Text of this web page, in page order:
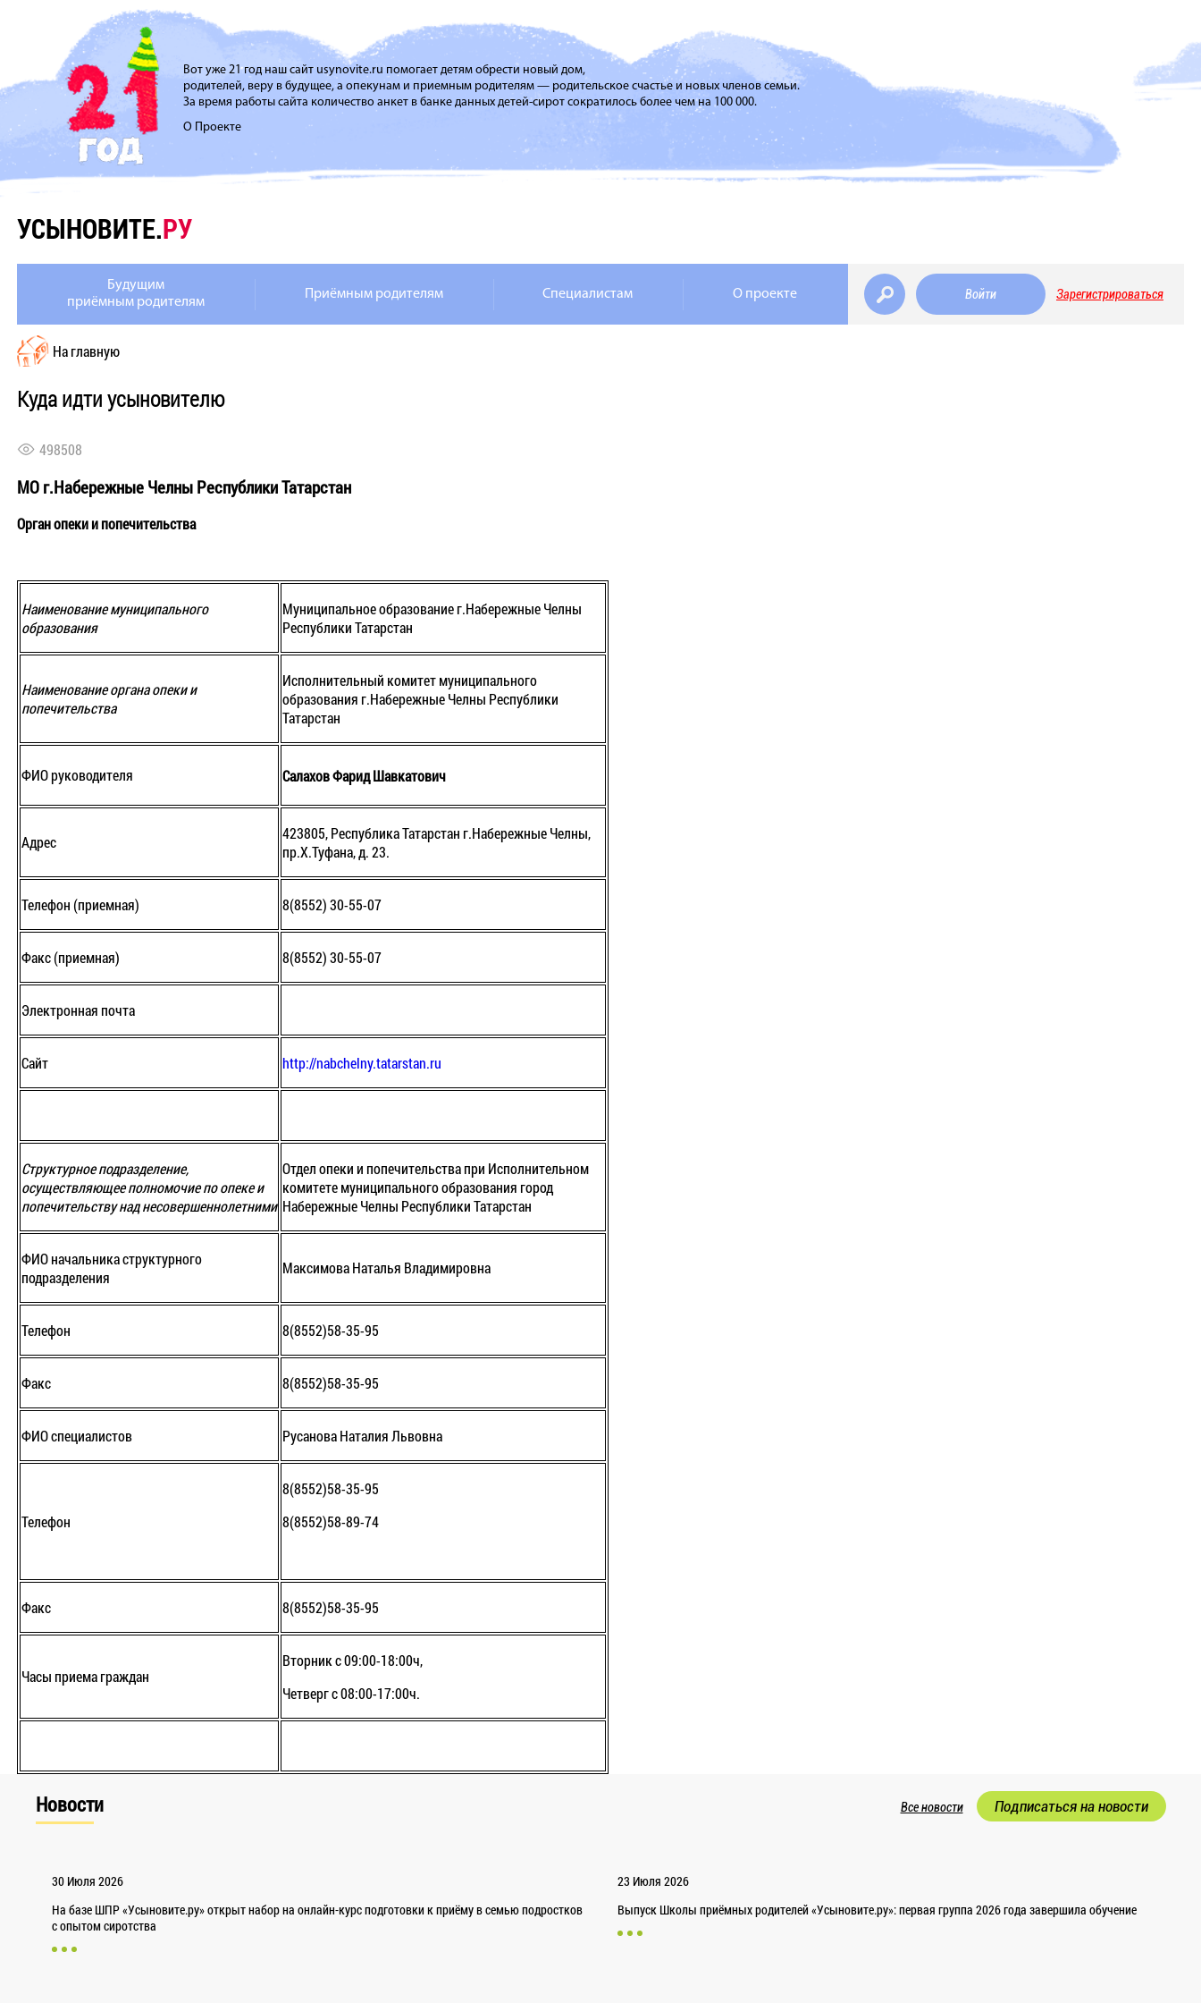
Вот уже 21 год наш сайт usynovite.ru помогает детям обрести новый дом,
родителей, веру в будущее, а опекунам и приемным родителям — родительское счастье и новых членов семьи.
За время работы сайта количество анкет в банке данных детей-сирот сократилось более чем на 100 000.
О Проекте
УСЫНОВИТЕ.РУ
Будущим
приёмным родителям
Приёмным родителям Специалистам О проекте Войти Зарегистрироваться
На главную
Куда идти усыновителю
498508
МО г.Набережные Челны Республики Татарстан
Орган опеки и попечительства
Наименование муниципального
образования
Муниципальное образование г.Набережные Челны
Республики Татарстан
Наименование органа опеки и
попечительства
Исполнительный комитет муниципального
образования г.Набережные Челны Республики
Татарстан
ФИО руководителя Салахов Фарид Шавкатович
Адрес
423805, Республика Татарстан г.Набережные Челны,
пр.Х.Туфана, д. 23.
Телефон (приемная) 8(8552) 30-55-07
Факс (приемная) 8(8552) 30-55-07
Электронная почта
Сайт http://nabchelny.tatarstan.ru
Структурное подразделение,
осуществляющее полномочие по опеке и
попечительству над несовершеннолетними
Отдел опеки и попечительства при Исполнительном
комитете муниципального образования город
Набережные Челны Республики Татарстан
ФИО начальника структурного
подразделения
Максимова Наталья Владимировна
Телефон 8(8552)58-35-95
Факс 8(8552)58-35-95
ФИО специалистов Русанова Наталия Львовна
Телефон
8(8552)58-35-95
8(8552)58-89-74
Факс 8(8552)58-35-95
Часы приема граждан
Вторник с 09:00-18:00ч,
Четверг с 08:00-17:00ч.
Новости Все новости Подписаться на новости
30 Июля 2026
На базе ШПР «Усыновите.ру» открыт набор на онлайн-курс подготовки к приёму в семью подростков
с опытом сиротства
23 Июля 2026
Выпуск Школы приёмных родителей «Усыновите.ру»: первая группа 2026 года завершила обучение